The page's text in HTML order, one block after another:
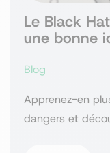
Le Black
une bonne
Blog
Apprenez-en
dangers et